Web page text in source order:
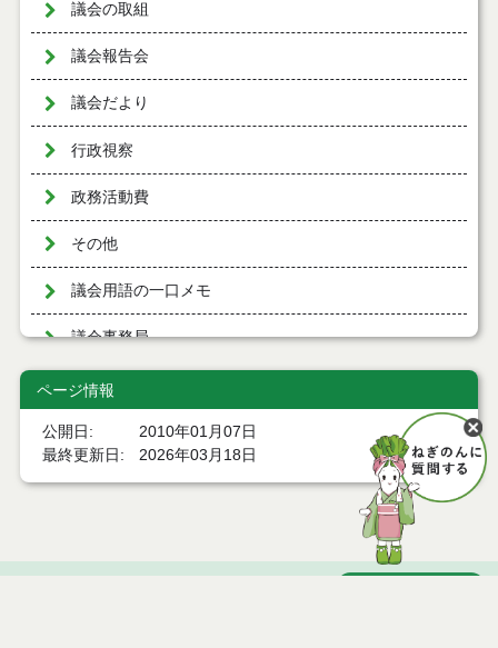
議会の取組
議会報告会
議会だより
行政視察
政務活動費
その他
議会用語の一口メモ
議会事務局
報道機関専用ページ
ページ情報
公開日
2010年01月07日
最終更新日
2026年03月18日